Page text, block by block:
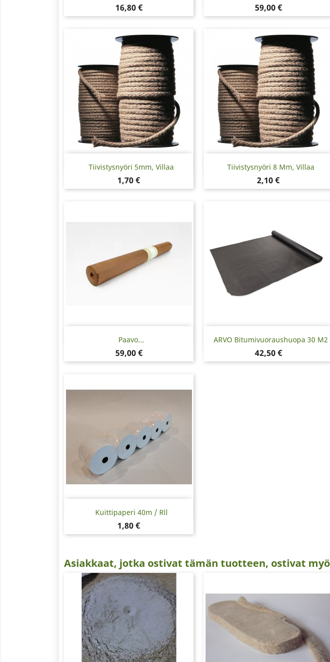
Hinta
16,80 € Hinta
59,00 €
Tiivistysnyöri 5mm, Villaa
Hinta
1,70 €
Pikakatselu Tiivistysnyöri 8 Mm, Villaa
Hinta
2,10 €
Pikakatselu
Paavo...
Hinta
59,00 €
Pikakatselu ARVO Bitumivuoraushuopa 30 M2
Hinta
42,50 €
Pikakatselu
Kuittipaperi 40m / Rll
Hinta
1,80 €
Pikakatselu
Asiakkaat, jotka ostivat tämän tuotteen, ostivat